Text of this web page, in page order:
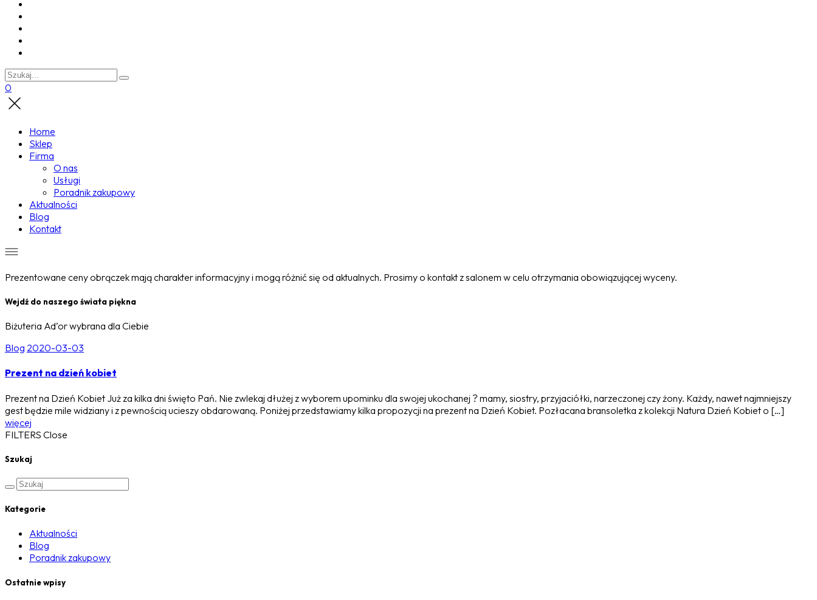
0
Home
Sklep
Firma
O nas
Usługi
Poradnik zakupowy
Aktualności
Blog
Kontakt
Prezentowane ceny obrączek mają charakter informacyjny i mogą różnić się od aktualnych. Prosimy o kontakt z salonem w celu otrzymania obowiązującej wyceny.
Wejdź do naszego świata piękna
Biżuteria Ad’or wybrana dla Ciebie
Blog 2020-03-03
Prezent na dzień kobiet
Prezent na Dzień Kobiet Już za kilka dni święto Pań. Nie zwlekaj dłużej z wyborem upominku dla swojej ukochanej ? mamy, siostry, przyjaciółki, narzeczonej czy żony. Każdy, nawet najmniejszy
gest będzie mile widziany i z pewnością ucieszy obdarowaną. Poniżej przedstawiamy kilka propozycji na prezent na Dzień Kobiet. Pozłacana bransoletka z kolekcji Natura Dzień Kobiet o […]
więcej
FILTERS Close
Szukaj
Kategorie
Aktualności
Blog
Poradnik zakupowy
Ostatnie wpisy